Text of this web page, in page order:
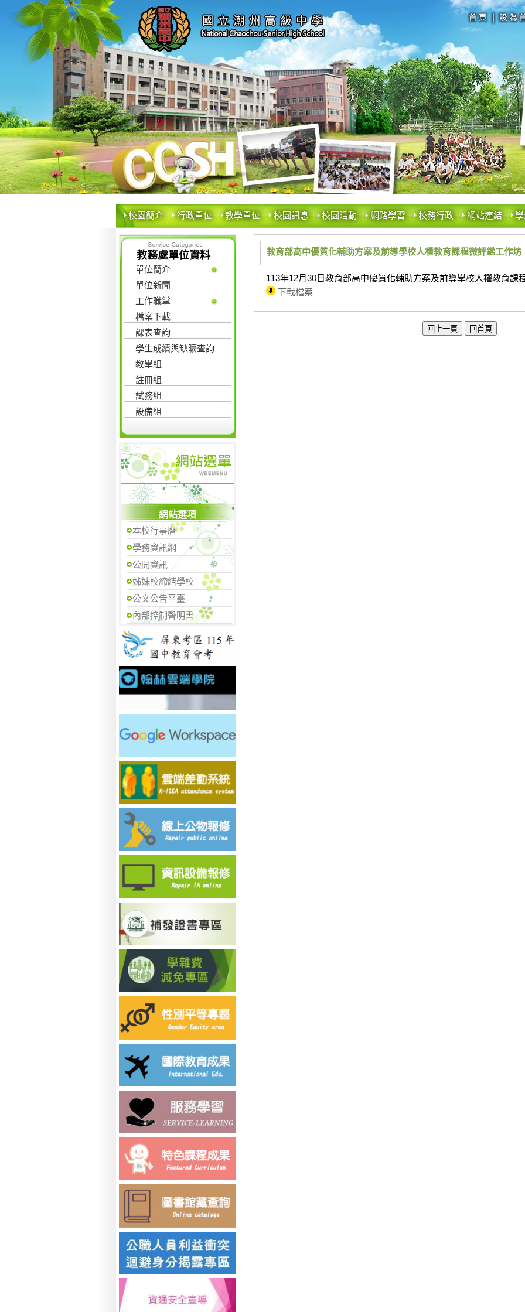
校園簡介 行政單位 教學單位 校園訊息 校園活動 網路學習 校務行政 網站連結
教務處單位資料
單位簡介
單位新聞
工作職掌
檔案下載
課表查詢
學生成績與缺曠查詢
教學組
註冊組
試務組
設備組
網站選項
本校行事曆
學務資訊網
公開資訊
姊妹校締結學校
公文公告平臺
內部控制聲明書
教育部高中優質化輔助方案及前導學校人權教育課程微評鑑工作坊
113年12月30日教育部高中優質化輔助方案及前導學校人權教育課
下載檔案